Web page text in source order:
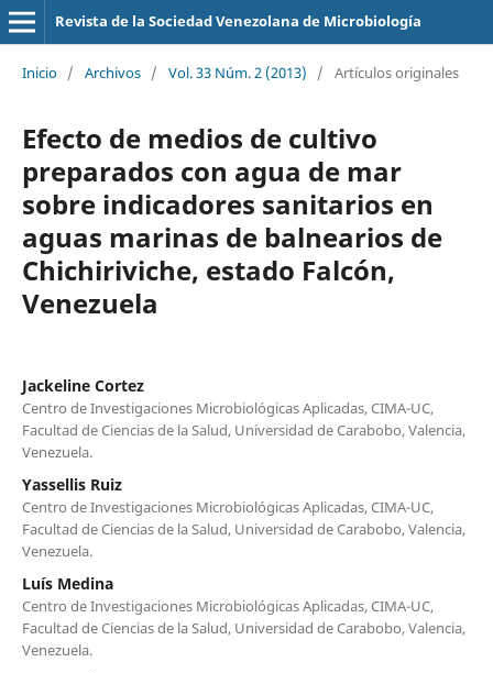
Revista de la Sociedad Venezolana de Microbiología
Inicio / Archivos / Vol. 33 Núm. 2 (2013) / Artículos originales
Efecto de medios de cultivo
preparados con agua de mar
sobre indicadores sanitarios en
aguas marinas de balnearios de
Chichiriviche, estado Falcón,
Venezuela
Jackeline Cortez
Centro de Investigaciones Microbiológicas Aplicadas, CIMA-UC,
Facultad de Ciencias de la Salud, Universidad de Carabobo, Valencia,
Venezuela.
Yassellis Ruiz
Centro de Investigaciones Microbiológicas Aplicadas, CIMA-UC,
Facultad de Ciencias de la Salud, Universidad de Carabobo, Valencia,
Venezuela.
Luís Medina
Centro de Investigaciones Microbiológicas Aplicadas, CIMA-UC,
Facultad de Ciencias de la Salud, Universidad de Carabobo, Valencia,
Venezuela.